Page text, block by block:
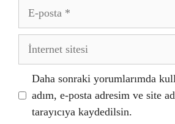
posta
İnternet
Daha sonraki yorumlarımda
adım, e-posta adresim ve site
tarayıcıya kaydedilsin.